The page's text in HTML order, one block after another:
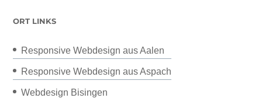
ORT LINKS
Responsive Webdesign aus Aalen
Responsive Webdesign aus Aspach
Webdesign Bisingen